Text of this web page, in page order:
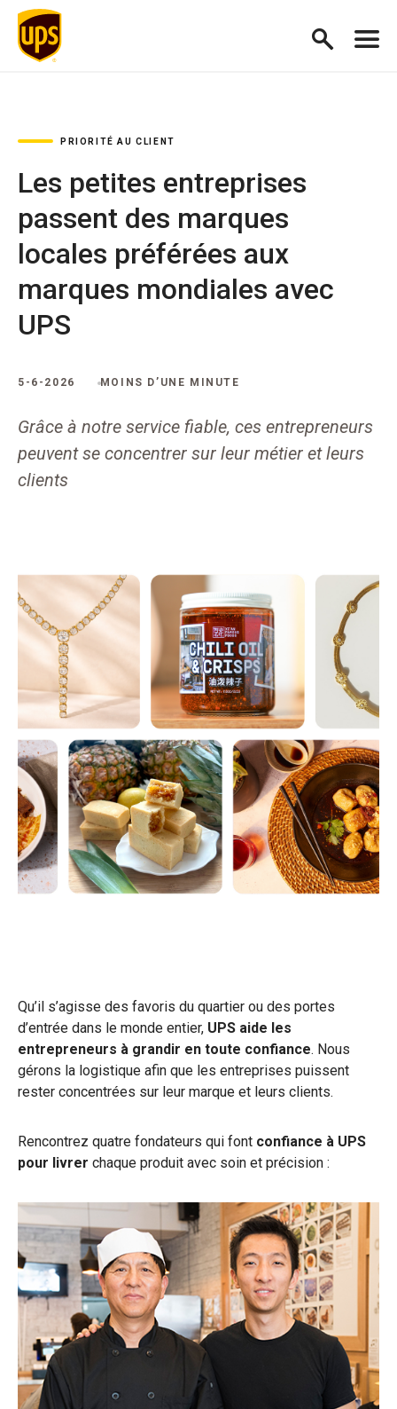
PRIORITÉ AU CLIENT
Les petites entreprises
passent des marques
locales préférées aux
marques mondiales avec
UPS
5-6-2026 MOINS D’UNE MINUTE
Grâce à notre service fiable, ces entrepreneurs
peuvent se concentrer sur leur métier et leurs
clients
Qu’il s’agisse des favoris du quartier ou des portes
d’entrée dans le monde entier, UPS aide les
entrepreneurs à grandir en toute confiance. Nous
gérons la logistique afin que les entreprises puissent
rester concentrées sur leur marque et leurs clients.
Rencontrez quatre fondateurs qui font confiance à UPS
pour livrer chaque produit avec soin et précision :